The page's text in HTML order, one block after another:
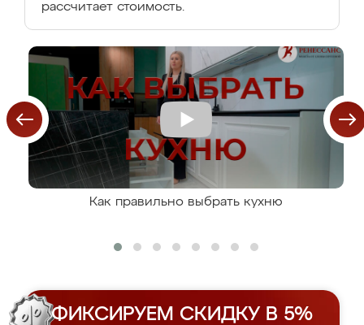
рассчитает стоимость.
Как правильно выбрать кухню
ФИКСИРУЕМ СКИДКУ В 5%